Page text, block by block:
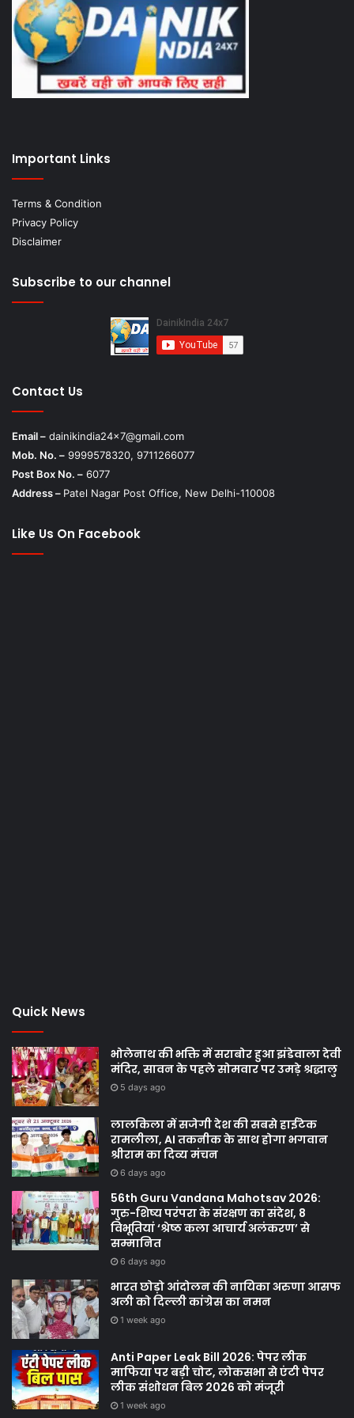
Important Links
Terms & Condition
Privacy Policy
Disclaimer
Subscribe to our channel
Contact Us
Email – dainikindia24x7@gmail.com
Mob. No. – 9999578320, 9711266077
Post Box No. – 6077
Address – Patel Nagar Post Office, New Delhi-110008
Like Us On Facebook
Quick News
भोलेनाथ की भक्ति में सराबोर हुआ झंडेवाला देवी
मंदिर, सावन के पहले सोमवार पर उमड़े श्रद्धालु
5 days ago
लालकिला में सजेगी देश की सबसे हाईटेक
रामलीला, AI तकनीक के साथ होगा भगवान
श्रीराम का दिव्य मंचन
6 days ago
56th Guru Vandana Mahotsav 2026:
गुरु-शिष्य परंपरा के संरक्षण का संदेश, 8
विभूतियां ‘श्रेष्ठ कला आचार्य अलंकरण’ से
सम्मानित
6 days ago
भारत छोड़ो आंदोलन की नायिका अरुणा आसफ
अली को दिल्ली कांग्रेस का नमन
1 week ago
Anti Paper Leak Bill 2026: पेपर लीक
माफिया पर बड़ी चोट, लोकसभा से एंटी पेपर
लीक संशोधन बिल 2026 को मंजूरी
1 week ago